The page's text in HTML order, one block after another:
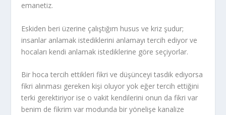
emanetiz.
Eskiden beri üzerine çalıştığım husus ve kriz şudur;
insanlar anlamak istediklerini anlamayı tercih ediyor ve
hocaları kendi anlamak istediklerine göre seçiyorlar.
Bir hoca tercih ettikleri fikri ve düşünceyi tasdik ediyorsa
fikri alınması gereken kişi oluyor yok eğer tercih ettiğini
terki gerektiriyor ise o vakit kendilerini onun da fikri var
benim de fikrim var modunda bir yönelişe kanalize